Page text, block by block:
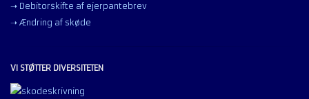
➝ Debitorskifte af ejerpantebrev
➝ Ændring af skøde
VI STØTTER DIVERSITETEN